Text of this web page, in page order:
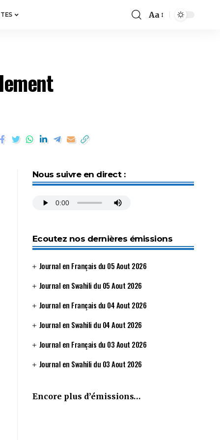
Aa
Nous suivre en direct :
Ecoutez nos dernières émissions
Journal en Français du 05 Aout 2026
Journal en Swahili du 05 Aout 2026
Journal en Français du 04 Aout 2026
Journal en Swahili du 04 Aout 2026
Journal en Français du 03 Aout 2026
Journal en Swahili du 03 Aout 2026
Encore plus d’émissions…